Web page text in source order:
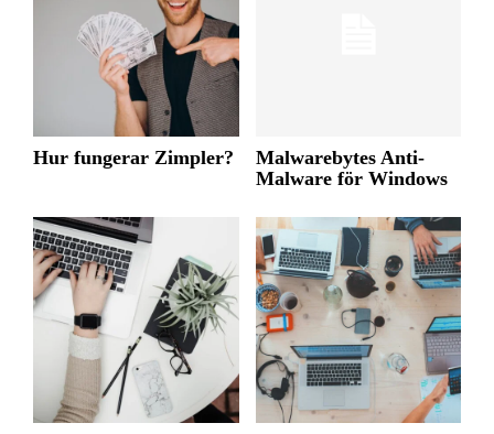
Hur fungerar Zimpler?
Malwarebytes Anti-
Malware för Windows